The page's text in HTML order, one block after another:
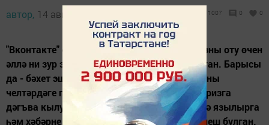
автор, 14 август 2015 - 10:56 1007 0 0
"Вконтакте" социаль челтәре аша әлеге призны оту өчен
әллә ни зур эш тә башкарырга кирәк булмаган. Барысы
да - бәхет эше. "Вконтакте" өчен иң зур призны
челтәрдәге популяр бер төркем уйнаткан. Призга
дәгъва кылу өчен кулланучы әлеге төркемгә язылырга
һәм хәбәрне башкаларга таратырга гына тиеш булган.